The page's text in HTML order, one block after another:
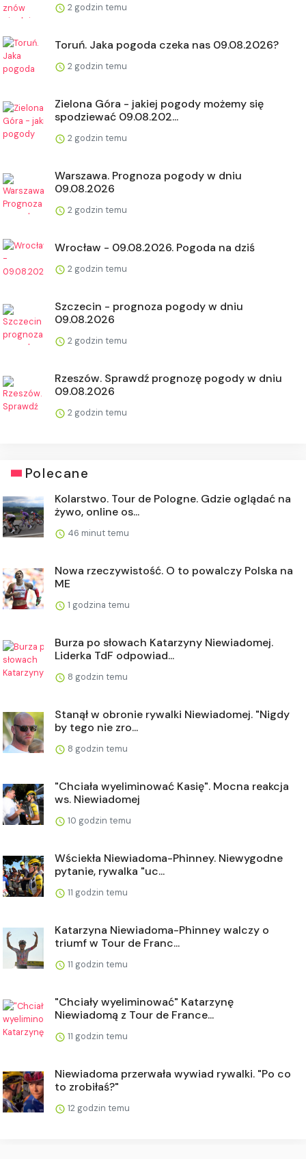
2 godzin temu
Toruń. Jaka pogoda czeka nas 09.08.2026?
2 godzin temu
Zielona Góra - jakiej pogody możemy się
spodziewać 09.08.202...
2 godzin temu
Warszawa. Prognoza pogody w dniu
09.08.2026
2 godzin temu
Wrocław - 09.08.2026. Pogoda na dziś
2 godzin temu
Szczecin - prognoza pogody w dniu
09.08.2026
2 godzin temu
Rzeszów. Sprawdź prognozę pogody w dniu
09.08.2026
2 godzin temu
Polecane
Kolarstwo. Tour de Pologne. Gdzie oglądać na
żywo, online os...
46 minut temu
Nowa rzeczywistość. O to powalczy Polska na
ME
1 godzina temu
Burza po słowach Katarzyny Niewiadomej.
Liderka TdF odpowiad...
8 godzin temu
Stanął w obronie rywalki Niewiadomej. "Nigdy
by tego nie zro...
8 godzin temu
"Chciała wyeliminować Kasię". Mocna reakcja
ws. Niewiadomej
10 godzin temu
Wściekła Niewiadoma-Phinney. Niewygodne
pytanie, rywalka "uc...
11 godzin temu
Katarzyna Niewiadoma-Phinney walczy o
triumf w Tour de Franc...
11 godzin temu
"Chciały wyeliminować" Katarzynę
Niewiadomą z Tour de France...
11 godzin temu
Niewiadoma przerwała wywiad rywalki. "Po co
to zrobiłaś?"
12 godzin temu